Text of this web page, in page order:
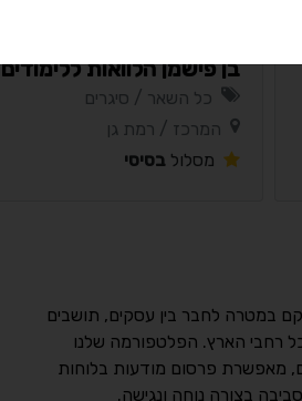
בן פישמן הלוואות ללימודים
כל השאר / סיגרים
המרכז / רמת גן
מסלול בסיסי
במטרה לחבר בין עסקים, תושבים
רחבי הארץ. הפלטפורמה שלנו
מאפשרת פרסום מודעות בלוחות
בצורה נוחה ונגישה.